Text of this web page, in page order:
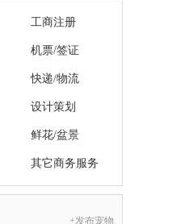
工商注册
机票/签证
快递/物流
设计策划
鲜花/盆景
其它商务服务
+发布宠物